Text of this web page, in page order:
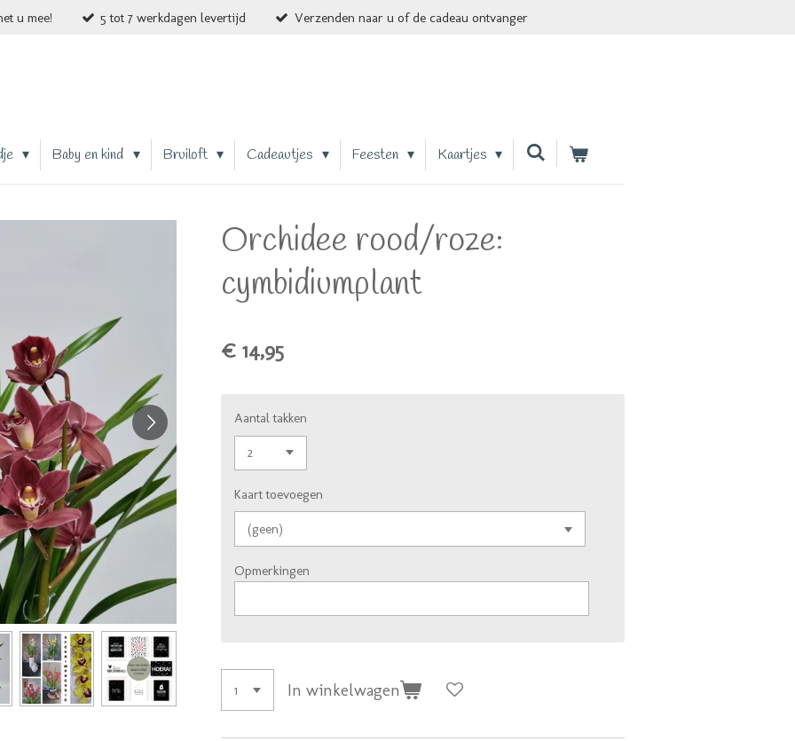
u mee! 5 tot 7 werkdagen levertijd Verzenden naar u of de cadeau ontvanger
Baby en kind Bruiloft Cadeautjes Feesten Kaartjes
Orchidee rood/roze:
cymbidiumplant
€ 14,95
Aantal takken
Kaart toevoegen
Opmerkingen
In winkelwagen